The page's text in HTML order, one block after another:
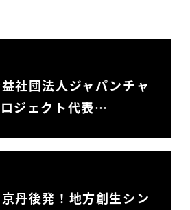
社団法人ジャパンチャ
ジェクト代表…
京丹後発！地方創生シン